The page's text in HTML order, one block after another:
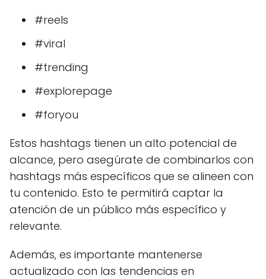
#reels
#viral
#trending
#explorepage
#foryou
Estos hashtags tienen un alto potencial de
alcance, pero asegúrate de combinarlos con
hashtags más específicos que se alineen con
tu contenido. Esto te permitirá captar la
atención de un público más específico y
relevante.
Además, es importante mantenerse
actualizado con las tendencias en